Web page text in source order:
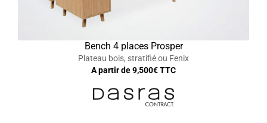
Bench 4 places Prosper
Plateau bois, stratifié ou Fenix
A partir de9,500€ TTC